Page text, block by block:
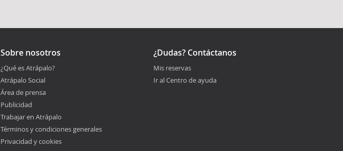
Sobre nosotros
¿Qué es Atrápalo?
Atrápalo Social
Área de prensa
Publicidad
Trabajar en Atrápalo
Términos y condiciones generales
Privacidad y cookies
¿Dudas? Contáctanos
Mis reservas
Ir al Centro de ayuda